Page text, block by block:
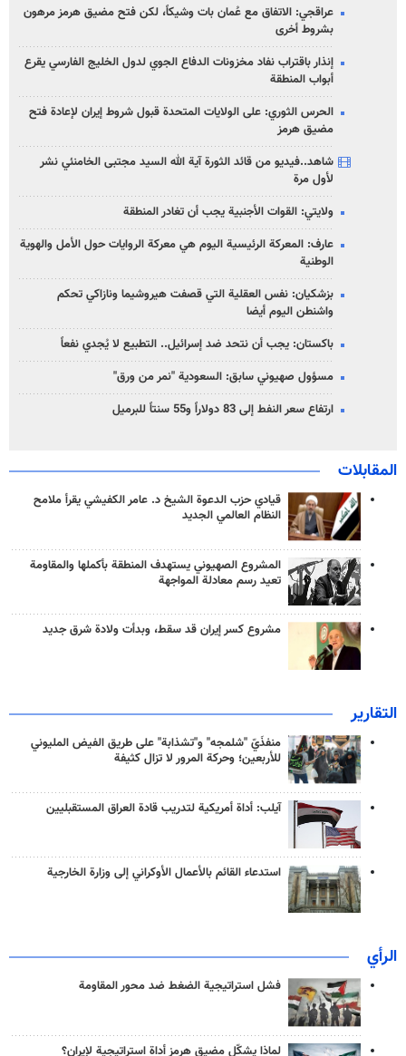
عراقجي: الاتفاق مع عُمان بات وشيكاً، لكن فتح مضيق هرمز مرهون
بشروط أخرى
إنذار باقتراب نفاد مخزونات الدفاع الجوي لدول الخليج الفارسي يقرع
أبواب المنطقة
الحرس الثوري: على الولايات المتحدة قبول شروط إيران لإعادة فتح
مضيق هرمز
شاهد..فيديو من قائد الثورة آية الله السيد مجتبى الخامنئي نشر
لأول مرة
ولايتي: القوات الأجنبية يجب أن تغادر المنطقة
عارف: المعركة الرئيسية اليوم هي معركة الروايات حول الأمل والهوية
الوطنية
بزشكيان: نفس العقلية التي قصفت هيروشيما ونازاكي تحكم
واشنطن اليوم أيضا
باكستان: يجب أن نتحد ضد إسرائيل.. التطبيع لا يُجدي نفعاً
مسؤول صهيوني سابق: السعودية "نمر من ورق"
ارتفاع سعر النفط إلى 83 دولاراً و55 سنتاً للبرميل
المقابلات
قيادي حزب الدعوة الشيخ د. عامر الكفيشي يقرأ ملامح
النظام العالمي الجديد
المشروع الصهيوني يستهدف المنطقة بأكملها والمقاومة
تعيد رسم معادلة المواجهة
مشروع كسر إيران قد سقط، وبدأت ولادة شرق جديد
التقارير
منفذَيّ "شلمجه" و"تشذابة" على طريق الفيض المليوني
للأربعين؛ وحركة المرور لا تزال كثيفة
آيلب: أداة أمريكية لتدريب قادة العراق المستقبليين
استدعاء القائم بالأعمال الأوكراني إلى وزارة الخارجية
الرأي
فشل استراتيجية الضغط ضد محور المقاومة
لماذا يشكّل مضيق هرمز أداة استراتيجية لإيران؟